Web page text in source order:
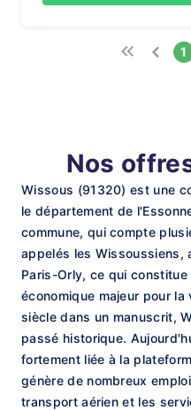
1
Nos
Wissous (91320) est une
le département de
commune, qui compte
appelés les Wissoussiens,
Paris-Orly, ce qui
économique majeur pour la
siècle dans un manuscrit,
passé historique.
fortement liée à la
génère de nombreux
transport aérien et les